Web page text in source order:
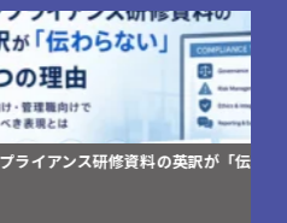
訳が「伝わらない」3つの理由